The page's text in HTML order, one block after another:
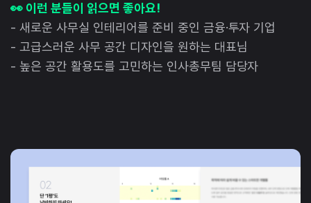
👀 이런 분들이 읽으면 좋아요!
- 새로운 사무실 인테리어를 준비 중인 금융·투자 기업
- 고급스러운 사무 공간 디자인을 원하는 대표님
- 높은 공간 활용도를 고민하는 인사총무팀 담당자